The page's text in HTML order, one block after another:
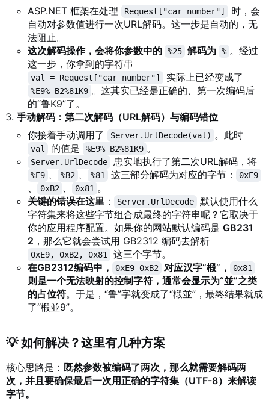
ASP.NET 框架在处理 Request["car_number"]
时，会
自动对参数值进行一次URL解码。这一步是自动的，无
法阻止。
这次解码操作，会将你参数中的 %25 解码为 % 。经过
这一步，你拿到的字符串
val = Request["car_number"] 实际上已经变成了
%E9% B2%81K9 。这其实已经是正确的、第一次编码后
的“鲁K9”了。
手动解码：第二次解码（URL解码）与编码错位
你接着手动调用了
Server.UrlDecode(val) 。此时
val 的值是 %E9% B2%81K9 。
Server.UrlDecode 忠实地执行了第二次URL解码，将
%E9 、 %B2 、 %81 这三部分解码为对应的字节： 0xE9
、 0xB2 、 0x81 。
关键的错误在这里 ： Server.UrlDecode
默认使用什么
字符集来将这些字节组合成最终的字符串呢？它取决于
你的应用程序配置。如果你的网站默认编码是 GB231
2 ，那么它就会尝试用 GB2312 编码去解析
0xE9, 0xB2, 0x81
这三个字节。
在GB2312编码中，
0xE9 0xB2 对应汉字“椴”， 0x81
则是一个无法映射的控制字符，通常会显示为“並”之类
的占位符。于是，“鲁”字就变成了“椴並”，最终结果就成
了“椴並9”。
💡 如何解决？这里有几种方案
核心思路是： 既然参数被编码了两次，那么就需要解码两
次，并且要确保最后一次用正确的字符集（UTF-8）来解读
字节。